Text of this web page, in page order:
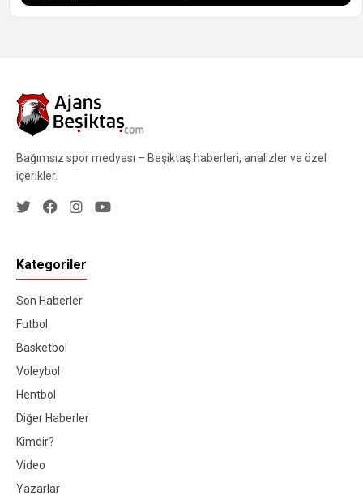
Bağımsız spor medyası – Beşiktaş haberleri, analizler ve özel
içerikler.
Kategoriler
Son Haberler
Futbol
Basketbol
Voleybol
Hentbol
Diğer Haberler
Kimdir?
Video
Yazarlar